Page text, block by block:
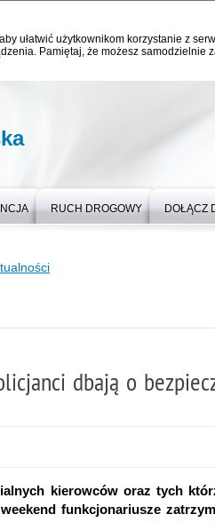
ułatwić użytkownikom korzystanie z
Pamiętaj, że możesz
RUCH DROGOWY DOŁĄCZ
dbają o
kierowców oraz tych
funkcjonariusze